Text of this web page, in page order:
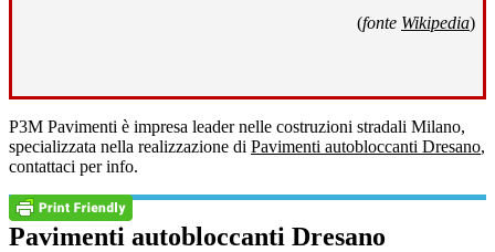
(fonte Wikipedia)
P3M Pavimenti è impresa leader nelle costruzioni stradali Milano,
specializzata nella realizzazione di Pavimenti autobloccanti Dresano,
contattaci per info.
Pavimenti autobloccanti Dresano